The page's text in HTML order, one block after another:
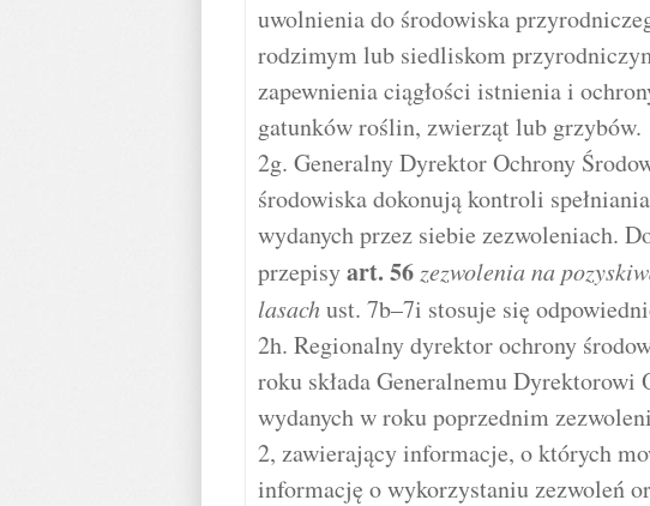
uwolnienia do środowiska
rodzimym lub siedliskom
zapewnienia ciągłości istnienia i
gatunków roślin, zwierząt lub grzybów.
2g. Generalny Dyrektor Ochrony
środowiska dokonują kontroli
wydanych przez siebie zezwoleniach.
przepisyart. 56 zezwolenia na
lasachust. 7b–7i stosuje się
2h. Regionalny dyrektor ochrony
roku składa Generalnemu Dyrektorowi
wydanych w roku poprzednim
2, zawierający informacje, o których
informację o wykorzystaniu zezwoleń